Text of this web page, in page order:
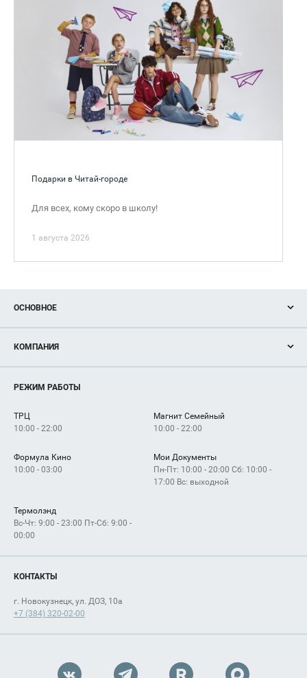
Подарки в Читай-городе
Для всех, кому скоро в школу!
1 августа 2026
ОСНОВНОЕ
Новости
Магазины
Услуги
КОМПАНИЯ
Рекламодателям
Как добраться
РЕЖИМ РАБОТЫ
ТРЦ
10:00 - 22:00
Магнит Семейный
10:00 - 22:00
Формула Кино
10:00 - 03:00
Мои Документы
Пн-Пт: 10:00 - 20:00 Сб: 10:00 -
17:00 Вс: выходной
Термолэнд
Вс-Чт: 9:00 - 23:00 Пт-Сб: 9:00 -
00:00
КОНТАКТЫ
г. Новокузнецк, ул. ДОЗ, 10а
+7 (384) 320-02-00